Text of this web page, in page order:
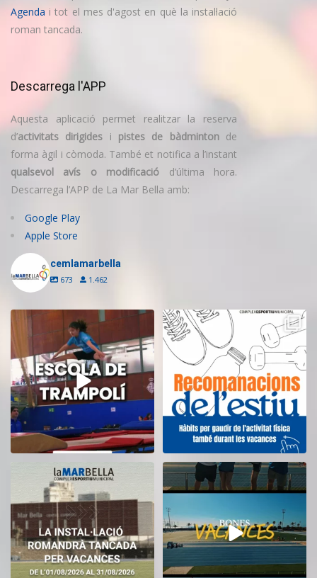
Agenda i tot el mes d'agost en què la instal·lació
roman tancada.
Descarrega l'APP
Aquesta aplicació permet realitzar la reserva
d’activitats dirigides i pistes de bàdmintonde
forma àgil i còmoda. També et notifica a l’instant
qualsevol avís o modificació d’última hora.
Descarrega l’APP de La Mar Bella amb:
Google Play
Apple Store
cemlamarbella
673 1.462
Inscriu-te a l’Escola de Trampolí
del CEM
13 0
Aquest estiu, continua movent-te
i cuidant-te! ...
5 0
El CEM La Mar Bella romandrà
tancat durant el...
11
Tanquem una nova temporada al
CEM La Mar Bella. ...